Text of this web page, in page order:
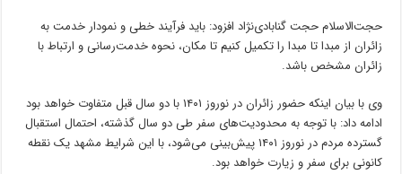
حجت‌الاسلام حجت گنابادی‌نژاد افزود: باید فرآیند خطی و نمودار خدمت به
زائران از مبدا تا مبدا را تکمیل کنیم تا مکان، نحوه خدمت‌رسانی و ارتباط با
زائران مشخص باشد.
وی با بیان اینکه حضور زائران در نوروز ۱۴۰۱ با دو سال قبل متفاوت خواهد بود
ادامه داد: با توجه به محدودیت‌های سفر طی دو سال گذشته، احتمال استقبال
گسترده مردم در نوروز ۱۴۰۱ پیش‌بینی می‌شود، با این شرایط مشهد یک نقطه
کانونی برای سفر و زیارت خواهد بود.